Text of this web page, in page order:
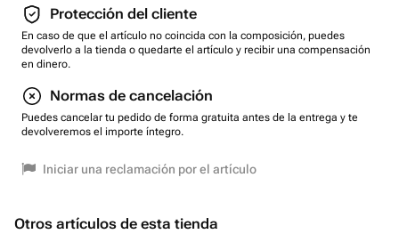
Protección del cliente
En caso de que el artículo no coincida con la composición, puedes
devolverlo a la tienda o quedarte el artículo y recibir una compensación
en dinero.
Normas de cancelación
Puedes cancelar tu pedido de forma gratuita antes de la entrega y te
devolveremos el importe íntegro.
Iniciar una reclamación por el artículo
Otros artículos de esta tienda